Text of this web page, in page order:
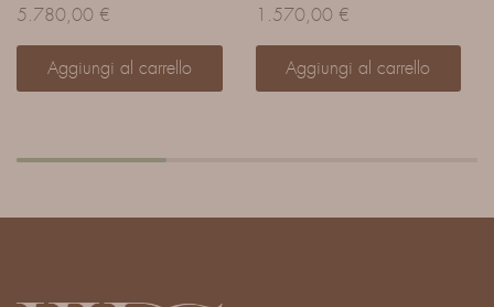
5.780,00 €
Aggiungi al carrello
1.570,00 €
Aggiungi al carrello